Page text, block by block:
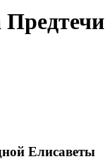
Предтечи
Елисаветы